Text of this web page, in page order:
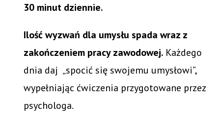
30 minut dziennie.
Ilość wyzwań dla umysłu spada wraz z
zakończeniem pracy zawodowej. Każdego
dnia daj „spocić się swojemu umysłowi”,
wypełniając ćwiczenia przygotowane przez
psychologa.